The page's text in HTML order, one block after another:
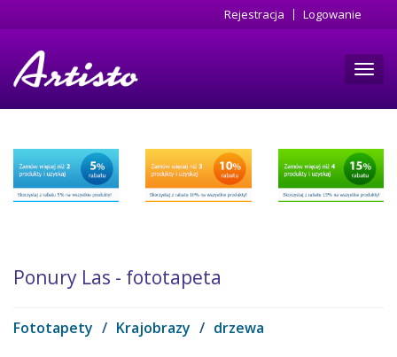
do
Rejestracja Logowanie
Ponury Las - fototapeta
Fototapety / Krajobrazy / drzewa